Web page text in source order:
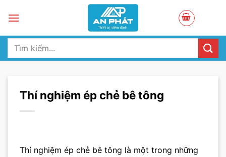
Tìm
Thí nghiệm ép chẻ bê tông
Thí nghiệm ép chẻ bê tông là một trong những